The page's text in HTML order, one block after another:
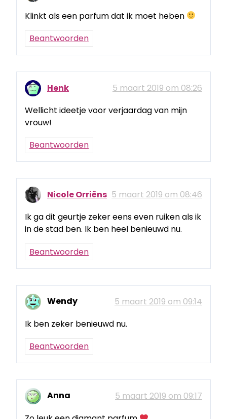
Klinkt als een parfum dat ik moet heben
Beantwoorden
Henk
5 maart 2019 om 08:26
Wellicht ideetje voor verjaardag van mijn
vrouw!
Beantwoorden
Nicole Orriëns 5 maart 2019 om 08:46
Ik ga dit geurtje zeker eens even ruiken als ik
in de stad ben. Ik ben heel benieuwd nu.
Beantwoorden
Wendy
5 maart 2019 om 09:14
Ik ben zeker benieuwd nu.
Beantwoorden
Anna
5 maart 2019 om 09:17